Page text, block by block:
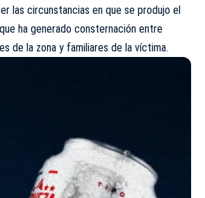
las circunstancias en que se produjo el
ha generado consternación entre
de la zona y familiares de la víctima.